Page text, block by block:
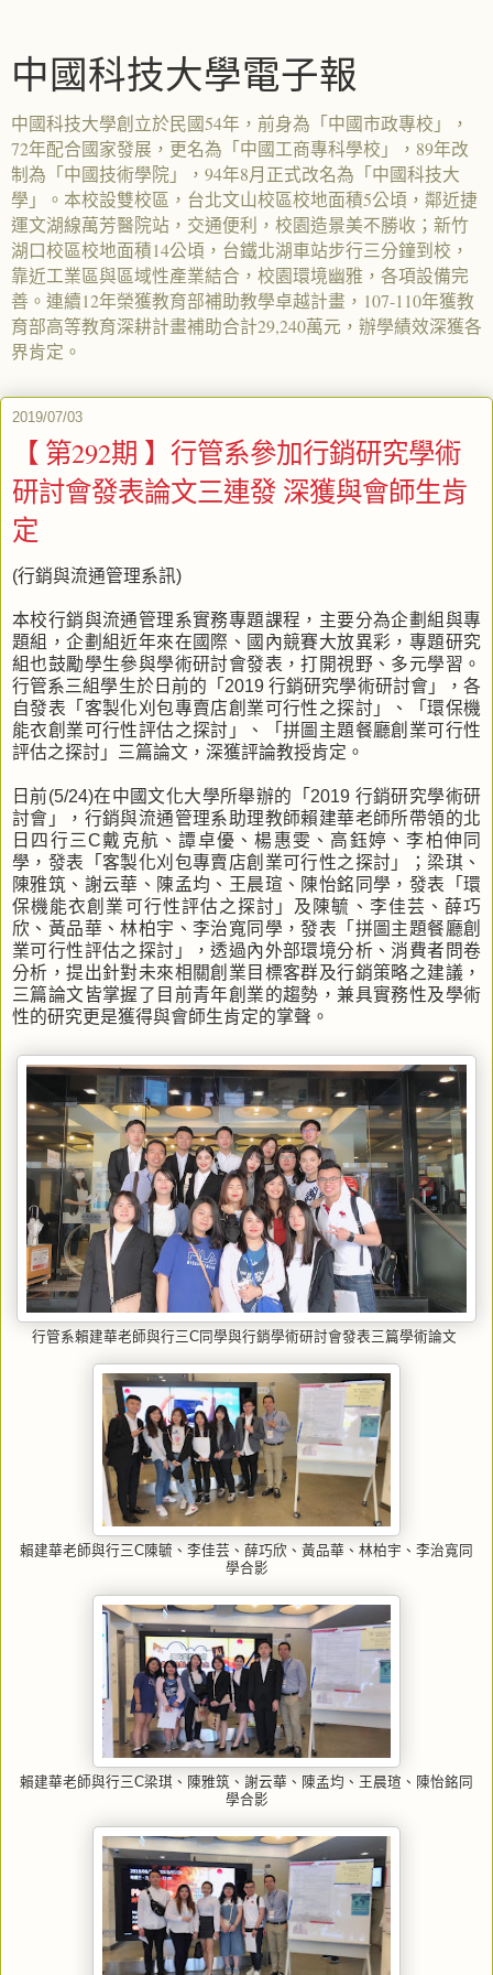
中國科技大學電子報
中國科技大學創立於民國54年，前身為「中國市政專校」，
72年配合國家發展，更名為「中國工商專科學校」，89年改
制為「中國技術學院」，94年8月正式改名為「中國科技大
學」。本校設雙校區，台北文山校區校地面積5公頃，鄰近捷
運文湖線萬芳醫院站，交通便利，校園造景美不勝收；新竹
湖口校區校地面積14公頃，台鐵北湖車站步行三分鐘到校，
靠近工業區與區域性產業結合，校園環境幽雅，各項設備完
善。連續12年榮獲教育部補助教學卓越計畫，107-110年獲教
育部高等教育深耕計畫補助合計29,240萬元，辦學績效深獲各
界肯定。
2019/07/03
【 第292期 】行管系參加行銷研究學術
研討會發表論文三連發 深獲與會師生肯
定
(行銷與流通管理系訊)
本校行銷與流通管理系實務專題課程，主要分為企劃組與專
題組，企劃組近年來在國際、國內競賽大放異彩，專題研究
組也鼓勵學生參與學術研討會發表，打開視野、多元學習。
行管系三組學生於日前的「2019 行銷研究學術研討會」，各
自發表「客製化刈包專賣店創業可行性之探討」、「環保機
能衣創業可行性評估之探討」、「拼圖主題餐廳創業可行性
評估之探討」三篇論文，深獲評論教授肯定。
日前(5/24)在中國文化大學所舉辦的「2019 行銷研究學術研
討會」，行銷與流通管理系助理教師賴建華老師所帶領的北
日四行三C戴克航、譚卓優、楊惠雯、高鈺婷、李柏伸同
學，發表「客製化刈包專賣店創業可行性之探討」；梁琪、
陳雅筑、謝云華、陳孟均、王晨瑄、陳怡銘同學，發表「環
保機能衣創業可行性評估之探討」及陳毓、李佳芸、薛巧
欣、黃品華、林柏宇、李治寬同學，發表「拼圖主題餐廳創
業可行性評估之探討」，透過內外部環境分析、消費者問卷
分析，提出針對未來相關創業目標客群及行銷策略之建議，
三篇論文皆掌握了目前青年創業的趨勢，兼具實務性及學術
性的研究更是獲得與會師生肯定的掌聲。
行管系賴建華老師與行三C同學與行銷學術研討會發表三篇學術論文
賴建華老師與行三C陳毓、李佳芸、薛巧欣、黃品華、林柏宇、李治寬同
學合影
賴建華老師與行三C梁琪、陳雅筑、謝云華、陳孟均、王晨瑄、陳怡銘同
學合影